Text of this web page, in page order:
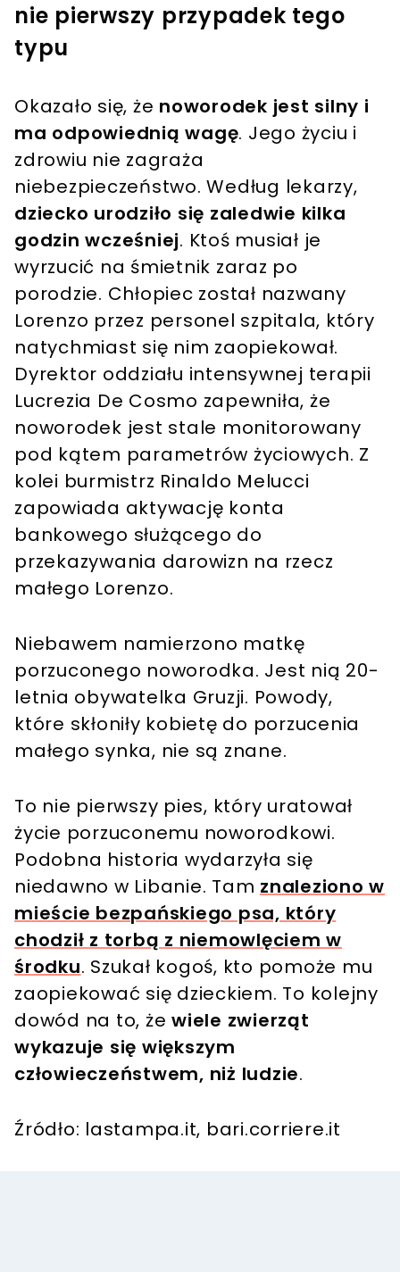
nie pierwszy przypadek tego
typu
Okazało się, że noworodek jest silny i
ma odpowiednią wagę. Jego życiu i
zdrowiu nie zagraża
niebezpieczeństwo. Według lekarzy,
dziecko urodziło się zaledwie kilka
godzin wcześniej. Ktoś musiał je
wyrzucić na śmietnik zaraz po
porodzie. Chłopiec został nazwany
Lorenzo przez personel szpitala, który
natychmiast się nim zaopiekował.
Dyrektor oddziału intensywnej terapii
Lucrezia De Cosmo zapewniła, że ​​
noworodek jest stale monitorowany
pod kątem parametrów życiowych. Z
kolei burmistrz Rinaldo Melucci
zapowiada aktywację konta
bankowego służącego do
przekazywania darowizn na rzecz
małego Lorenzo.
Niebawem namierzono matkę
porzuconego noworodka. Jest nią 20-
letnia obywatelka Gruzji. Powody,
które skłoniły kobietę do porzucenia
małego synka, nie są znane.
To nie pierwszy pies, który uratował
życie porzuconemu noworodkowi.
Podobna historia wydarzyła się
niedawno w Libanie. Tam znaleziono w
mieście bezpańskiego psa, który
chodził z torbą z niemowlęciem w
środku. Szukał kogoś, kto pomoże mu
zaopiekować się dzieckiem. To kolejny
dowód na to, że wiele zwierząt
wykazuje się większym
człowieczeństwem, niż ludzie.
Źródło: lastampa.it, bari.corriere.it